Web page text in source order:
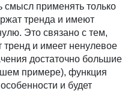
смысл применять только
тренда и имеют
Это связано с тем,
тренд и имеет ненулевое
достаточно большие
примере), функция
и будет